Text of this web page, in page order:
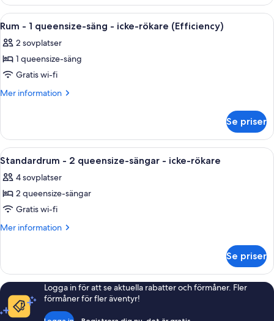
icke-
rökare
(First
Floor)
queensize-
-
icke-
(First
Floor)
Öppna
alla
foton
för
Rum
-
säng
icke-
rökare
(Efficiency)
Rum - 1 queensize-säng - icke-
4
Rum - 1 queensize-säng - icke-rökare (Efficiency)
2 sovplatser
1 queensize-säng
Gratis wi-fi
Mer information
Mer
-
queensize-
-
icke-
(Efficiency)
Se priser
Öppna
alla
foton
för
Standardrum
-
sängar
-
icke-
rökare
Standardrum - 2 queensize-sängar
3
Standardrum - 2 queensize-sängar - icke-rökare
4 sovplatser
2 queensize-sängar
Gratis wi-fi
Mer information
Mer
-
2
queensize-
sängar
-
Se priser
Logga in för att se aktuella rabatter och förmåner. Fler
förmåner för fler äventyr!